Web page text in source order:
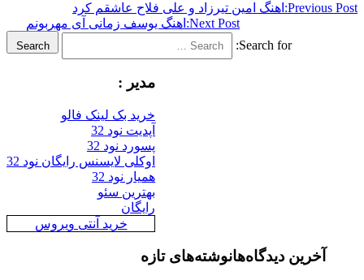
اهنگ امین تیرزاد و علی فلاح عاشقم کرد
Next Post: اهنگ یوسف زمانی آی مهربونم
Search for:
Search
مدیر :
خرید بک لینک فالو
آپدیت نود 32
پسورد نود 32
اوکلی لایسنس رایگان نود 32
همیار نود 32
بهترین سئو
رایگان
خرید آنتی ویروس
نوشته‌های تازهآخرین دیدگاه‌ها